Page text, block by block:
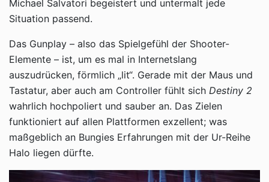
Michael Salvatori begeistert und untermalt jede
Situation passend.
Das Gunplay – also das Spielgefühl der Shooter-
Elemente – ist, um es mal in Internetslang
auszudrücken, förmlich „lit“. Gerade mit der Maus und
Tastatur, aber auch am Controller fühlt sich Destiny 2
wahrlich hochpoliert und sauber an. Das Zielen
funktioniert auf allen Plattformen exzellent; was
maßgeblich an Bungies Erfahrungen mit der Ur-Reihe
Halo liegen dürfte.